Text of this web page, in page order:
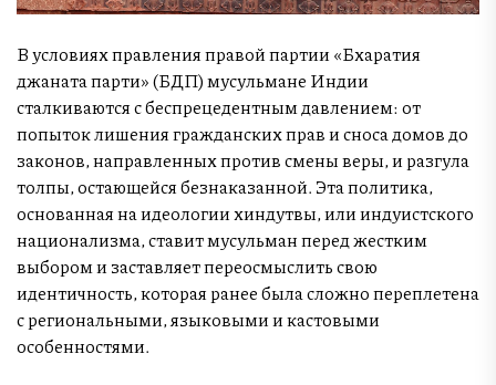
В условиях правления правой партии «Бхаратия
джаната парти» (БДП) мусульмане Индии
сталкиваются с беспрецедентным давлением: от
попыток лишения гражданских прав и сноса домов до
законов, направленных против смены веры, и разгула
толпы, остающейся безнаказанной. Эта политика,
основанная на идеологии хиндутвы, или индуистского
национализма, ставит мусульман перед жестким
выбором и заставляет переосмыслить свою
идентичность, которая ранее была сложно переплетена
с региональными, языковыми и кастовыми
особенностями.